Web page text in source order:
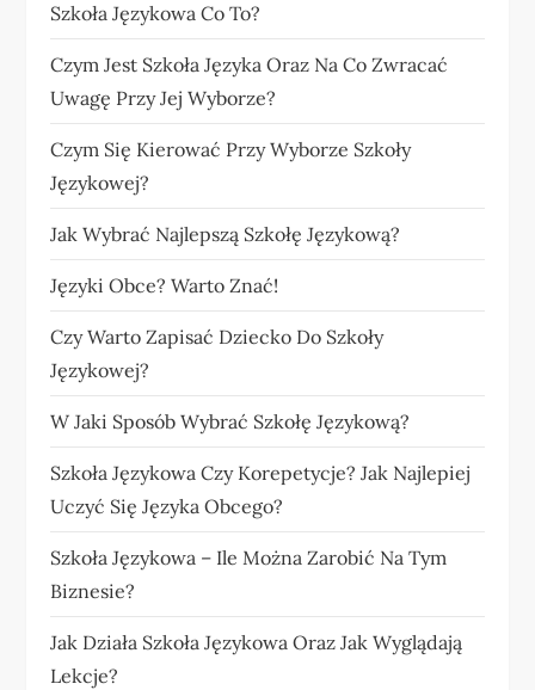
Szkoła Językowa Co To?
Czym Jest Szkoła Języka Oraz Na Co Zwracać
Uwagę Przy Jej Wyborze?
Czym Się Kierować Przy Wyborze Szkoły
Językowej?
Jak Wybrać Najlepszą Szkołę Językową?
Języki Obce? Warto Znać!
Czy Warto Zapisać Dziecko Do Szkoły
Językowej?
W Jaki Sposób Wybrać Szkołę Językową?
Szkoła Językowa Czy Korepetycje? Jak Najlepiej
Uczyć Się Języka Obcego?
Szkoła Językowa – Ile Można Zarobić Na Tym
Biznesie?
Jak Działa Szkoła Językowa Oraz Jak Wyglądają
Lekcje?